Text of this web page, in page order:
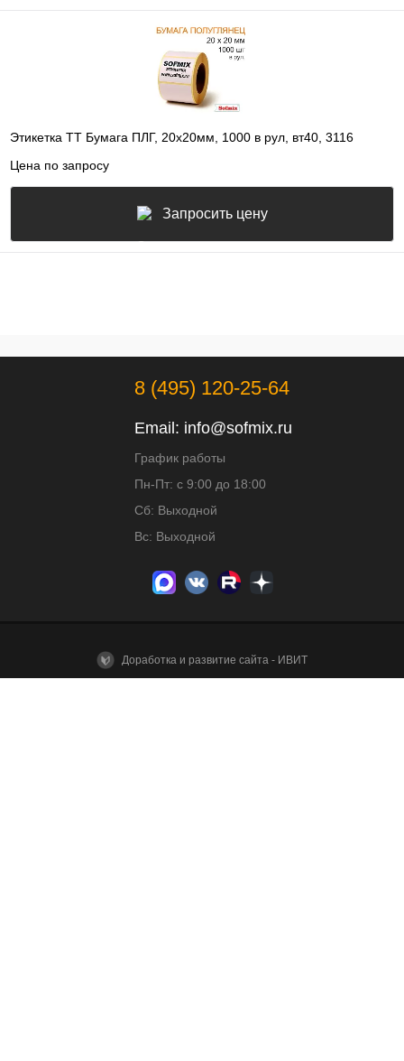
Этикетка ТТ Бумага ПЛГ, 20х20мм, 1000 в рул, вт40, 3116
Цена по запросу
Запросить цену
8 (495) 120-25-64
Email: info@sofmix.ru
График работы
Пн-Пт: с 9:00 до 18:00
Сб: Выходной
Вс: Выходной
Доработка и развитие сайта - ИВИТ